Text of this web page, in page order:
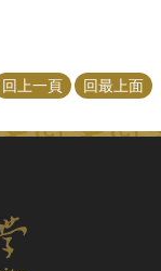
回上一頁 回最上面